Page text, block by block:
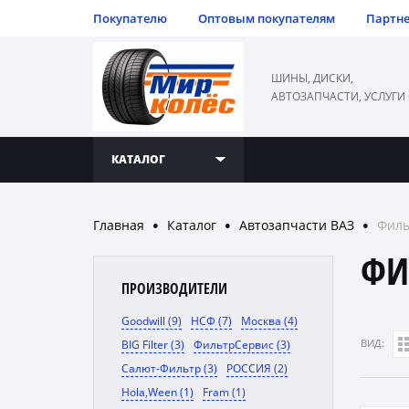
Покупателю Оптовым покупателям
ШИНЫ, ДИСКИ,
АВТОЗАПЧАСТИ, УСЛУГИ
КАТАЛОГ
Главная ● Каталог ● Автозапчасти ВАЗ ●
ПРОИЗВОДИТЕЛИ
Goodwill (9) НСФ (7)
Москва (4)
BIG Filter (3)
ФильтрСервис (3)
Салют-Фильтр (3)
РОССИЯ (2)
Hola,Ween (1)
Fram (1)
ВИД: